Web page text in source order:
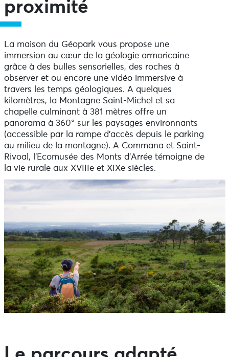
proximité
La maison du Géopark vous propose une
immersion au cœur de la géologie armoricaine
grâce à des bulles sensorielles, des roches à
observer et ou encore une vidéo immersive à
travers les temps géologiques. A quelques
kilomètres, la Montagne Saint-Michel et sa
chapelle culminant à 381 mètres offre un
panorama à 360° sur les paysages environnants
(accessible par la rampe d’accès depuis le parking
au milieu de la montagne). A Commana et Saint-
Rivoal, l’Ecomusée des Monts d’Arrée témoigne de
la vie rurale aux XVIIIe et XIXe siècles.